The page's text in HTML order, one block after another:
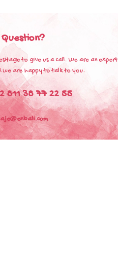
to give us a call. We are an expert
we are happy to talk to you.
811 38 77 22 55